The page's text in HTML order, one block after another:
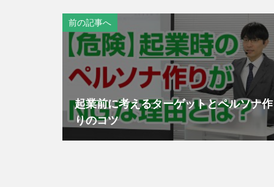
前の記事へ
起業前に考えるターゲットとペルソナ作
りのコツ